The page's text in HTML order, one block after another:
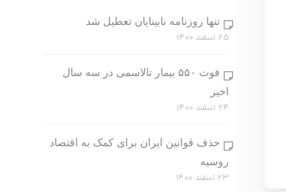
تنها روزنامه نابینایان تعطیل شد
۲۵ اسفند ۱۴۰۰
فوت ۵۵۰ بیمار تالاسمی در سه سال
اخیر
۲۴ اسفند ۱۴۰۰
حذف قوانین ایران برای کمک به اقتصاد
روسیه
۲۳ اسفند ۱۴۰۰